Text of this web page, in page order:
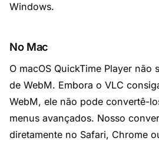
Windows.
No Mac
O macOS QuickTime Player não
de WebM. Embora o VLC
WebM, ele não pode convertê-
menus avançados. Nosso
diretamente no Safari, Chrome